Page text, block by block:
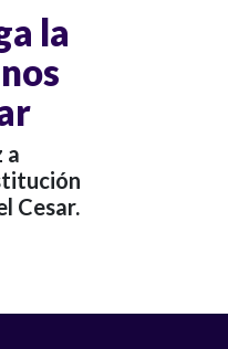
la
a
Cesar.